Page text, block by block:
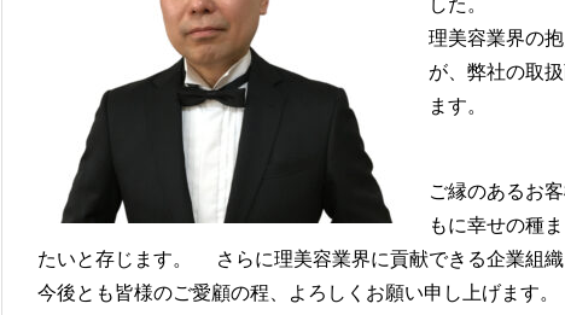
した。
理美容業界の
が、弊社の取
ます。
ご縁のあるお
もに幸せの種
たいと存じます。 さらに理美容業界に貢献できる企業組
今後とも皆様のご愛顧の程、よろしくお願い申し上げます。